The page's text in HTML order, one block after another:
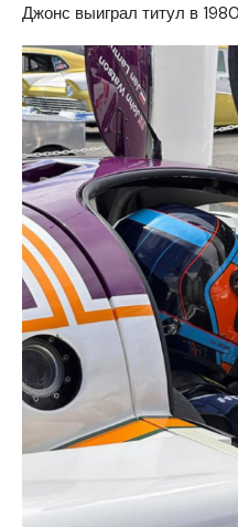
Джонс выиграл титул в